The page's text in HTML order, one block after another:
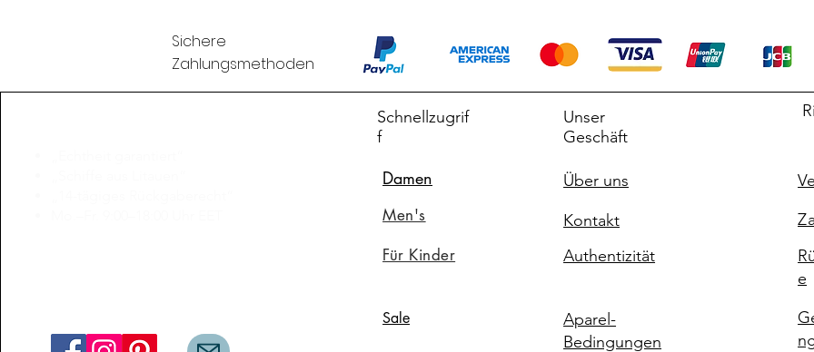
Sichere
Zahlungsmethoden
Schnellzugrif
f
Damen
Men's
Für Kinder
Sale
Unser
Geschäft
Über uns
Kontakt
Authentizität
Aparel-
Bedingungen
e